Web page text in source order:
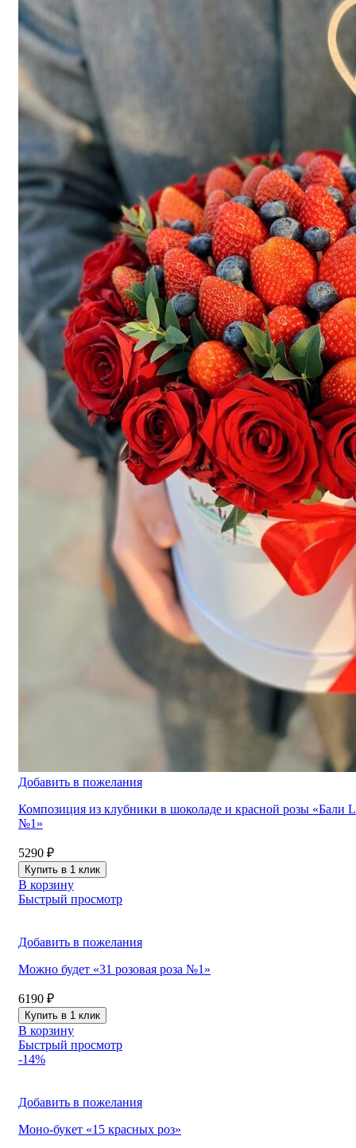
Добавить в пожелания
Композиция из клубники в шоколаде и красной розы «Бали L
№1»
5290 ₽
Купить в 1 клик
В корзину
Быстрый просмотр
Добавить в пожелания
Можно будет «31 розовая роза №1»
6190 ₽
Купить в 1 клик
В корзину
Быстрый просмотр
-14%
Добавить в пожелания
Моно-букет «15 красных роз»